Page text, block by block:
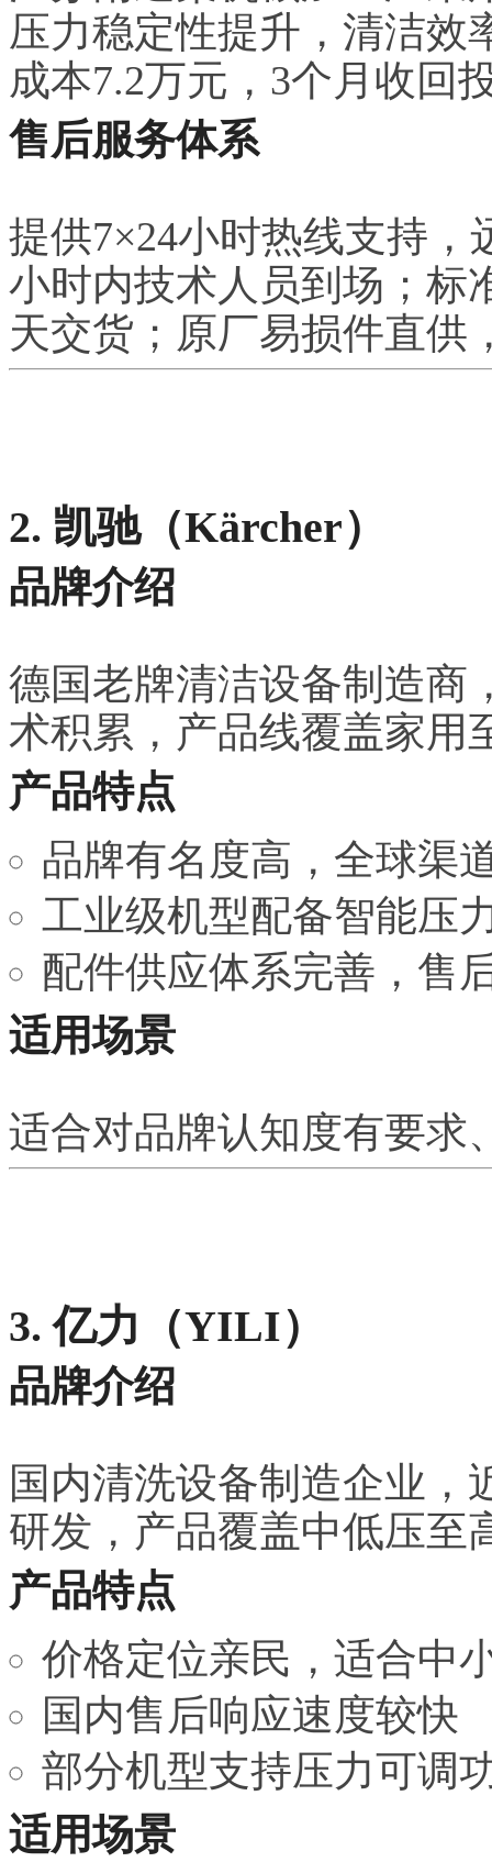
压力稳定性提升，清洁效
成本7.2万元，3个月收回
售后服务体系
提供7×24小时热线支持，
小时内技术人员到场；标
天交货；原厂易损件直供
2. 凯驰（Kärcher）
品牌介绍
德国老牌清洁设备制造商
术积累，产品线覆盖家用
产品特点
品牌有名度高，全球渠
工业级机型配备智能压
配件供应体系完善，售
适用场景
适合对品牌认知度有要求
3. 亿力（YILI）
品牌介绍
国内清洗设备制造企业，
研发，产品覆盖中低压至
产品特点
价格定位亲民，适合中
国内售后响应速度较快
部分机型支持压力可调
适用场景